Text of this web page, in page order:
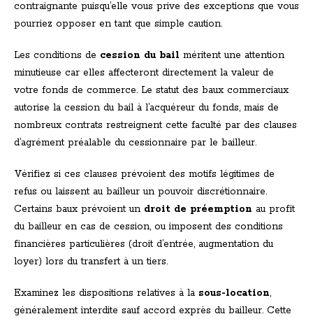
contraignante puisqu’elle vous prive des exceptions que vous
pourriez opposer en tant que simple caution.
Les conditions de cession du bail méritent une attention
minutieuse car elles affecteront directement la valeur de
votre fonds de commerce. Le statut des baux commerciaux
autorise la cession du bail à l’acquéreur du fonds, mais de
nombreux contrats restreignent cette faculté par des clauses
d’agrément préalable du cessionnaire par le bailleur.
Vérifiez si ces clauses prévoient des motifs légitimes de
refus ou laissent au bailleur un pouvoir discrétionnaire.
Certains baux prévoient un droit de préemption au profit
du bailleur en cas de cession, ou imposent des conditions
financières particulières (droit d’entrée, augmentation du
loyer) lors du transfert à un tiers.
Examinez les dispositions relatives à la sous-location,
généralement interdite sauf accord exprès du bailleur. Cette